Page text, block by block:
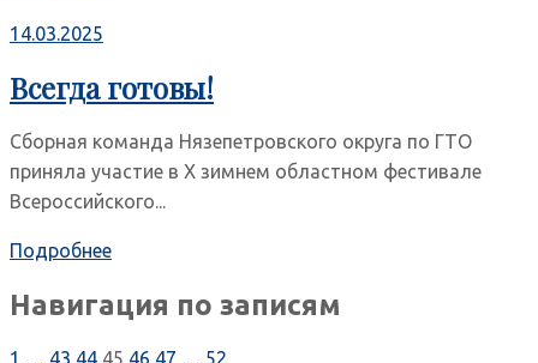
14.03.2025
Всегда готовы!
Сборная команда Нязепетровского округа по ГТО
приняла участие в Х зимнем областном фестивале
Всероссийского...
Подробнее
Навигация по записям
1 43 44 45 46 47 52